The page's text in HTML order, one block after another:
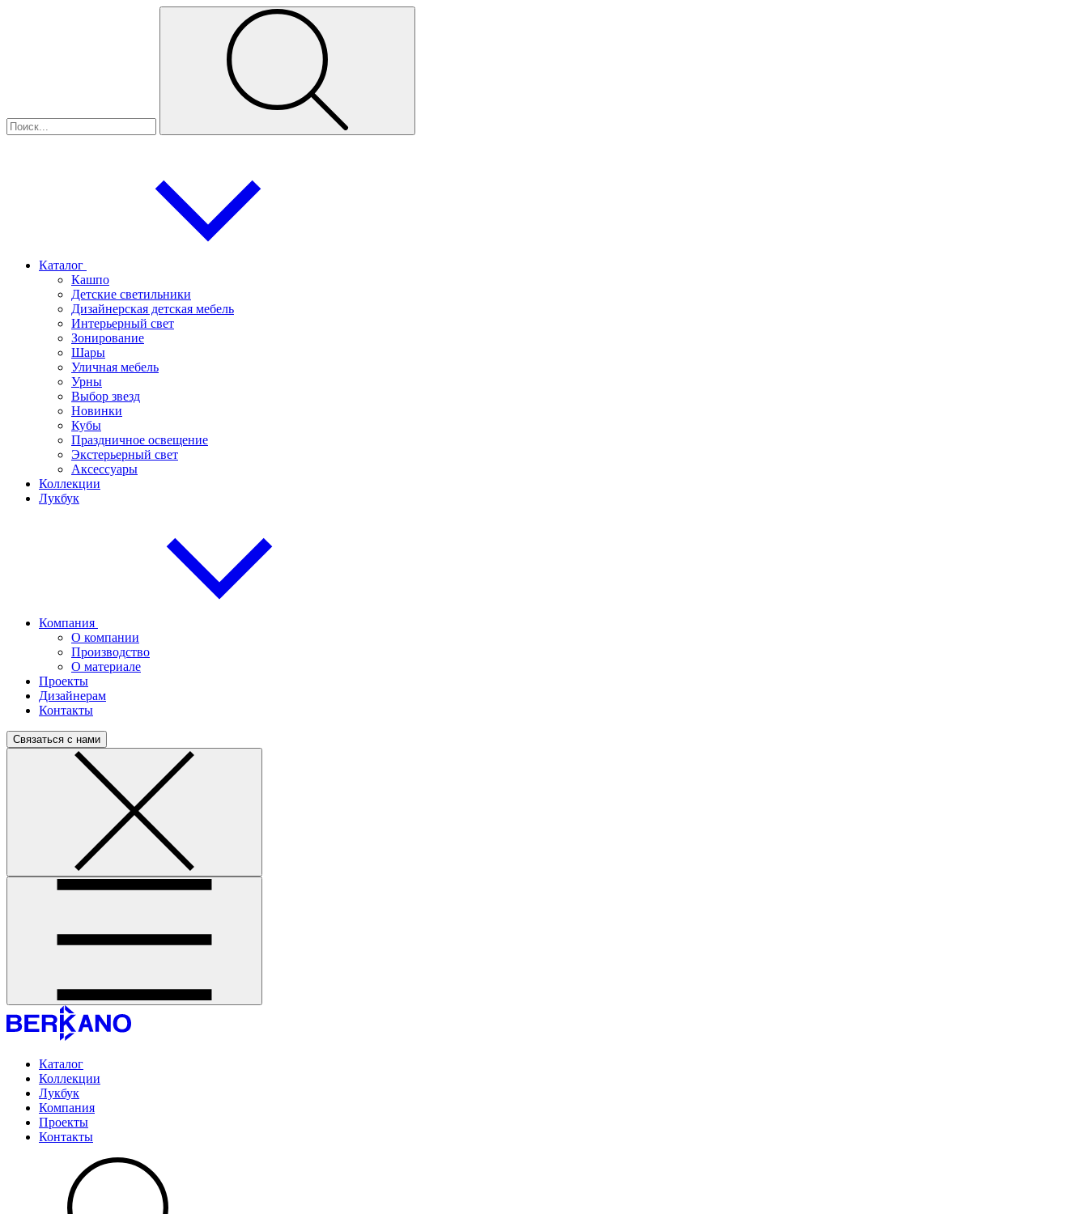
Каталог
Кашпо
Детские светильники
Дизайнерская детская мебель
Интерьерный свет
Зонирование
Шары
Уличная мебель
Урны
Выбор звезд
Новинки
Кубы
Праздничное освещение
Экстерьерный свет
Аксессуары
Коллекции
Лукбук
Компания
О компании
Производство
О материале
Проекты
Дизайнерам
Контакты
Связаться с нами
Каталог
Коллекции
Лукбук
Компания
Проекты
Контакты